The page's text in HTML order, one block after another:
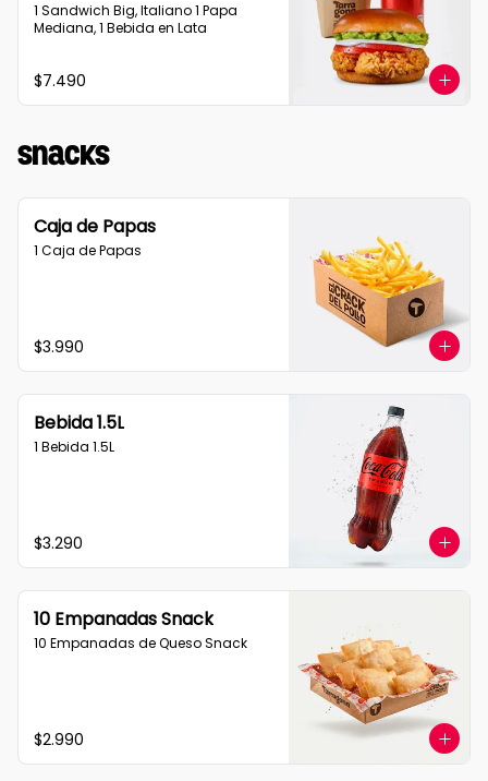
1 Sandwich Big, Italiano 1 Papa
Mediana, 1 Bebida en Lata
$7.490
Snacks
Caja de Papas
1 Caja de Papas
$3.990
Bebida 1.5L
1 Bebida 1.5L
$3.290
10 Empanadas Snack
10 Empanadas de Queso Snack
$2.990